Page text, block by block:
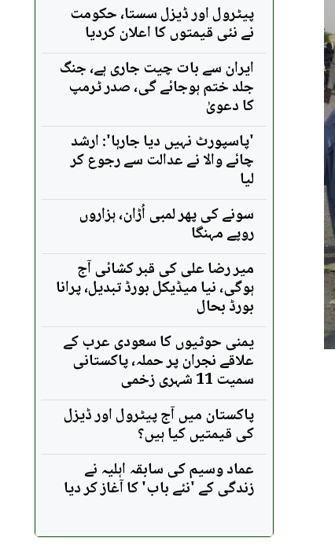
پیٹرول اور ڈیزل سستا، حکومت
نے نئی قیمتوں کا اعلان کردیا
ایران سے بات چیت جاری ہے، جنگ
جلد ختم ہوجائے گی، صدر ٹرمپ
کا دعویٰ
'پاسپورٹ نہیں دیا جارہا': ارشد
چائے والا نے عدالت سے رجوع کر
لیا
سونے کی پھر لمبی اُڑان، ہزاروں
روپے مہنگا
میر رضا علی کی قبر کشائی آج
ہوگی، نیا میڈیکل بورڈ تبدیل، پرانا
بورڈ بحال
یمنی حوثیوں کا سعودی عرب کے
علاقے نجران پر حملہ، پاکستانی
سمیت 11 شہری زخمی
پاکستان میں آج پیٹرول اور ڈیزل
کی قیمتیں کیا ہیں؟
عماد وسیم کی سابقہ اہلیہ نے
زندگی کے 'نئے باب' کا آغاز کر دیا